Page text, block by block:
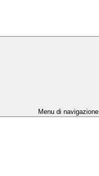
Menu di navigazione